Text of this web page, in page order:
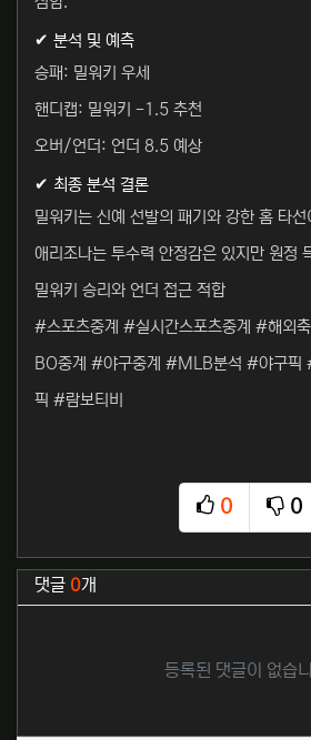
✔ 분석 및 예측
승패: 밀워키 우세
핸디캡: 밀워키 -1.5 추천
오버/언더: 언더 8.5 예상
✔ 최종 분석 결론
밀워키는 신예 선발의 패기와 강한 홈 타선
애리조나는 투수력 안정감은 있지만 원정
밀워키 승리와 언더 접근 적합
#스포츠중계 #실시간스포츠중계 #해외
BO중계 #야구중계 #MLB분석 #야구픽
픽 #람보티비
0
추천
0
비
관련자료
댓글 0개
등록된 댓글이 없습